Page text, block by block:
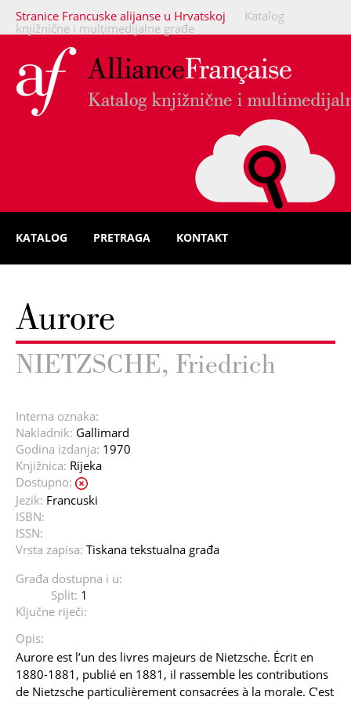
Stranice Francuske alijanse u Hrvatskoj
Katalog
knjižnične i multimedijalne građe
KATALOG PRETRAGA KONTAKT
Aurore
NIETZSCHE, Friedrich
Interna oznaka:
Nakladnik: Gallimard
Godina izdanja: 1970
Knjižnica: Rijeka
Dostupno:
Jezik: Francuski
ISBN:
ISSN:
Vrsta zapisa: Tiskana tekstualna građa
Građa dostupna i u:
Split: 1
Ključne riječi:
Opis:
Aurore est l’un des livres majeurs de Nietzsche. Écrit en
1880-1881, publié en 1881, il rassemble les contributions
de Nietzsche particulièrement consacrées à la morale. C’est